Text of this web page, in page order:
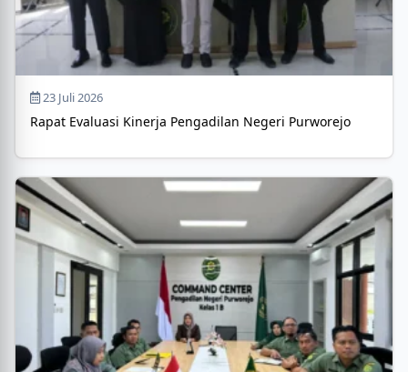
23 Juli 2026
Rapat Evaluasi Kinerja Pengadilan Negeri Purworejo